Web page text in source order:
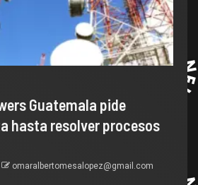
Guatemala pide
hasta resolver procesos
omaralbertomesalopez@gmail.com